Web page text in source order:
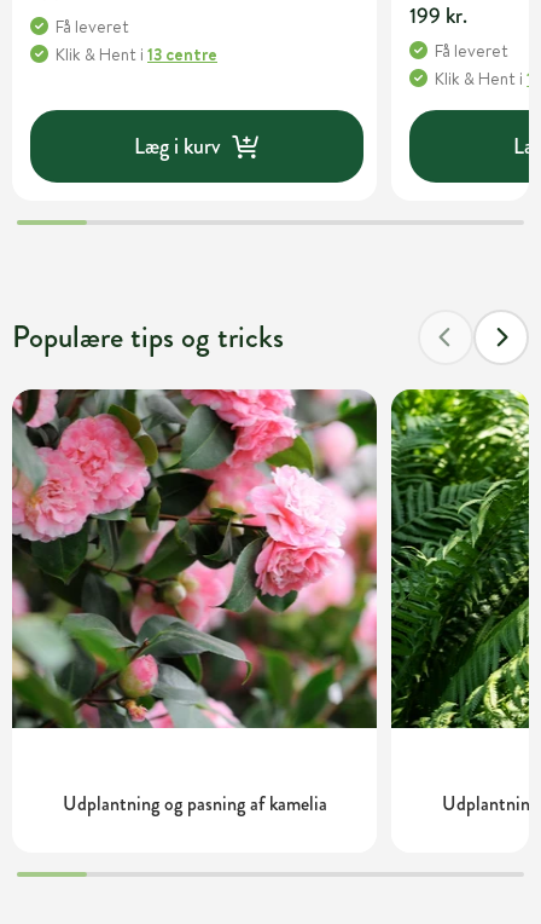
Få leveret
Klik & Hent i 13 centre
Læg i kurv
199 kr.
Få leveret
Klik & Hent i
Populære tips og tricks
Udplantning og pasning af kamelia